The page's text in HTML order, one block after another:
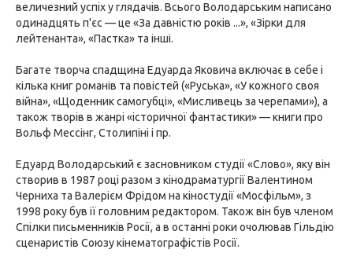
величезний успіх у глядачів. Всього Володарським написано
одинадцять п'єс — це «За давністю років ...», «Зірки для
лейтенанта», «Пастка» та інші.
Багате творча спадщина Едуарда Яковича включає в себе і
кілька книг романів та повістей («Руська», «У кожного своя
війна», «Щоденник самогубці», «Мисливець за черепами»), а
також творів в жанрі «історичної фантастики» — книги про
Вольф Мессінг, Столипіні і пр.
Едуард Володарський є засновником студії «Слово», яку він
створив в 1987 році разом з кінодраматургії Валентином
Черниха та Валерієм Фрідом на кіностудії «Мосфільм», з
1998 року був її головним редактором. Також він був членом
Спілки письменників Росії, а в останні роки очолював Гільдію
сценаристів Союзу кінематографістів Росії.